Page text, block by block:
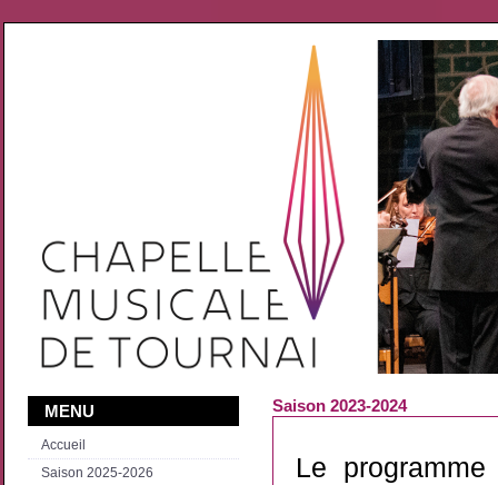
MENU
Accueil
Saison 2025-2026
Saison 2023-2024
Le